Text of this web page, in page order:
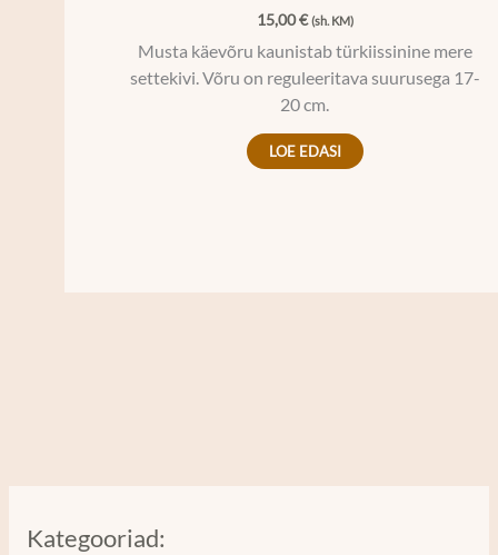
Kategooriad:
15,00€ (sh. KM)
Musta käevõru kaunistab türkiissinine mere
settekivi. Võru on reguleeritava suurusega 17-
20 cm.
LOE EDASI